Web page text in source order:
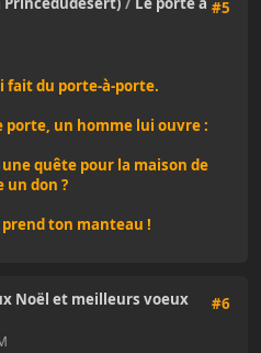
#5
fait du porte-à-porte.
porte, un homme lui ouvre :
quête pour la maison de
don ?
ton manteau !
#6
Noël et meilleurs voeux